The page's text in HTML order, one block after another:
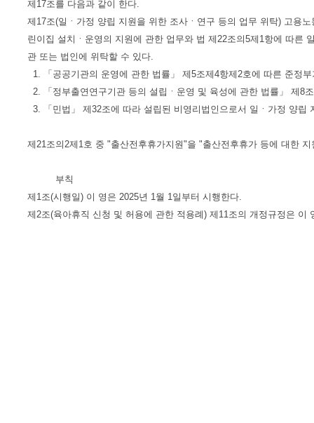
제17조를 다음과 같이 한다.
제17조(일ㆍ가정 양립 지원을 위한 조사ㆍ연구 등의 업무 위탁) 고용
린이집 설치ㆍ운영의 지원에 관한 업무와 법 제22조의5제1항에 따른
관 또는 법인에 위탁할 수 있다.
1. 「공공기관의 운영에 관한 법률」 제5조제4항제2호에 따른 준정부
2. 「정부출연연구기관 등의 설립ㆍ운영 및 육성에 관한 법률」 제8
3. 「민법」 제32조에 따라 설립된 비영리법인으로서 일ㆍ가정 양립
제21조의2제1호 중 "출산전후휴가지원"을 "출산전후휴가 등에 대한
부칙
제1조(시행일) 이 영은 2025년 1월 1일부터 시행한다.
제2조(육아휴직 신청 및 허용에 관한 적용례) 제11조의 개정규정은